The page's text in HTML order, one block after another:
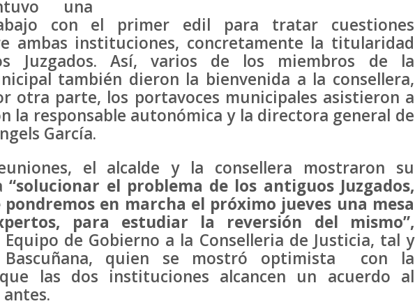
una
con el primer edil para tratar cuestiones
ambas instituciones, concretamente la titularidad
Juzgados. Así, varios de los miembros de la
también dieron la bienvenida a la consellera,
otra parte, los portavoces municipales asistieron a
la responsable autonómica y la directora general de
García.
el alcalde y la consellera mostraron su
“solucionar el problema de los antiguos Juzgados,
en marcha el próximo jueves una mesa
para estudiar la reversión del mismo”,
de Gobierno a la Conselleria de Justicia, tal y
Bascuñana, quien se mostró optimista con la
las dos instituciones alcancen un acuerdo al